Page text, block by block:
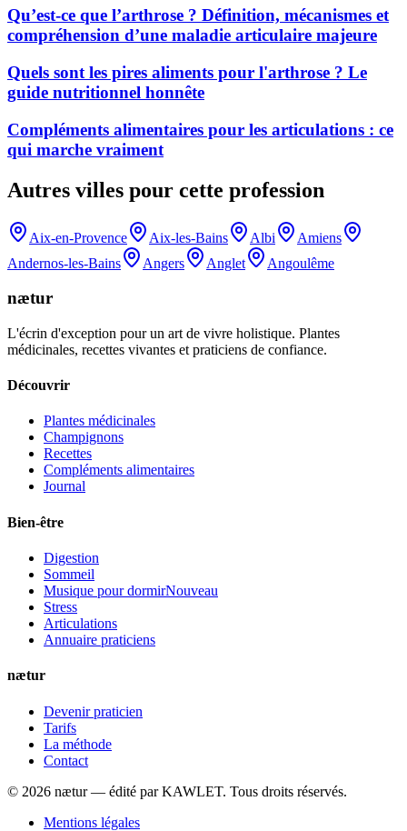
Qu’est-ce que l’arthrose ? Définition, mécanismes et
compréhension d’une maladie articulaire majeure
Quels sont les pires aliments pour l'arthrose ? Le
guide nutritionnel honnête
Compléments alimentaires pour les articulations : ce
qui marche vraiment
Autres villes pour cette profession
Aix-en-Provence Aix-les-Bains Albi
Amiens
Andernos-les-Bains
Angers Anglet Angoulême
nætur
L'écrin d'exception pour un art de vivre holistique. Plantes
médicinales, recettes vivantes et praticiens de confiance.
Découvrir
Plantes médicinales
Champignons
Recettes
Compléments alimentaires
Journal
Bien-être
Digestion
Sommeil
Musique pour dormirNouveau
Stress
Articulations
Annuaire praticiens
nætur
Devenir praticien
Tarifs
La méthode
Contact
© 2026 nætur — édité par KAWLET. Tous droits réservés.
Mentions légales